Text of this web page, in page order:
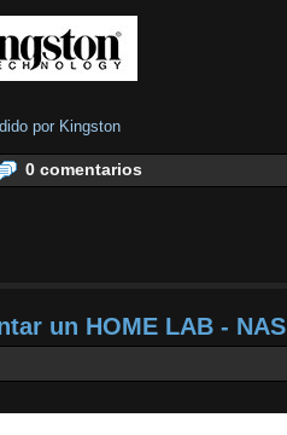
por Kingston
0 comentarios
un HOME LAB - NAS